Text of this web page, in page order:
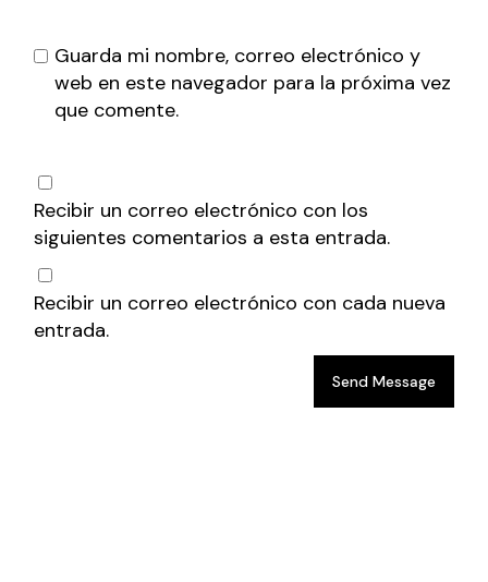
Guarda mi nombre, correo electrónico y
web en este navegador para la próxima vez
que comente.
Recibir un correo electrónico con los
siguientes comentarios a esta entrada.
Recibir un correo electrónico con cada nueva
entrada.
Send Message